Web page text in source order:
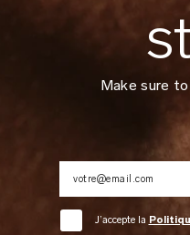
Make sure
J’accepte la